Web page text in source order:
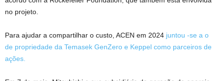
no projeto.
Para ajudar a compartilhar o custo, ACEN em 2024 juntou -se a o
de propriedade da Temasek GenZero e Keppel como parceiros de
ações.